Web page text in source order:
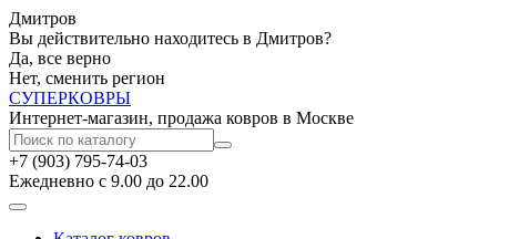
Дмитров
Вы действительно находитесь в Дмитров?
Да, все верно
Нет, сменить регион
СУПЕРКОВРЫ
Интернет-магазин, продажа ковров в Москве
+7 (903) 795-74-03
Ежедневно с 9.00 до 22.00